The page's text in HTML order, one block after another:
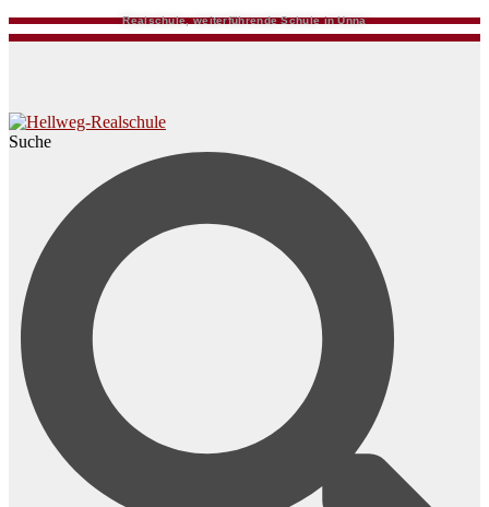
Realschule, weiterführende Schule in Unna
Suche